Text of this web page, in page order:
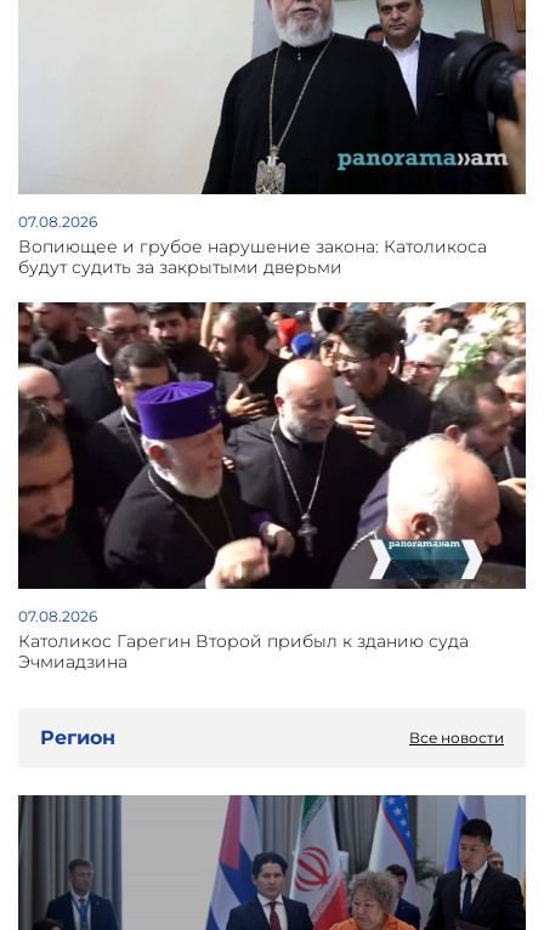
07.08.2026
Вопиющее и грубое нарушение закона: Католикоса
будут судить за закрытыми дверьми
07.08.2026
Католикос Гарегин Второй прибыл к зданию суда
Эчмиадзина
Регион Все новости